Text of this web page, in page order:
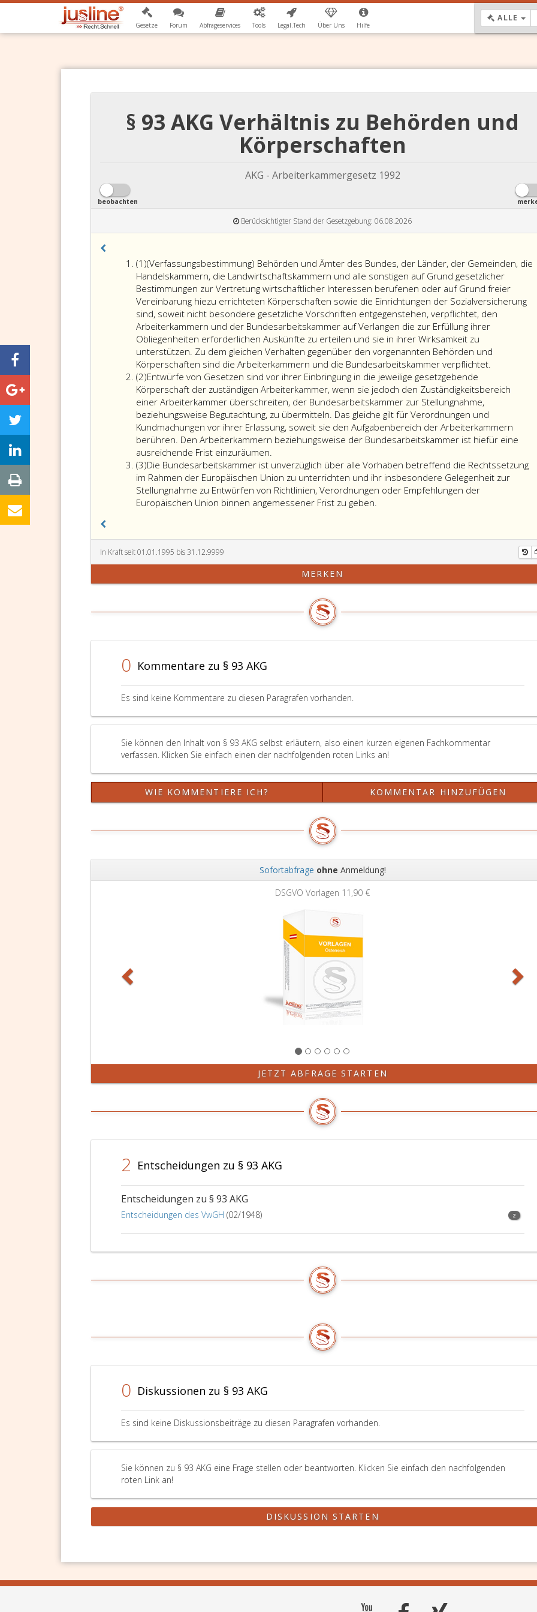
Gesetze Forum Abfrageservices Tools Legal.Tech Über Uns Hilfe
ALLE
§ 93 AKG Verhältnis zu Behörden und
Körperschaften
AKG - Arbeiterkammergesetz 1992
beobachten
Berücksichtigter Stand der Gesetzgebung: 06.08.2026
(1)Absatz
eins
(Verfassungsbestimmung) Behörden und Ämter des Bundes, der Länder, der Gemeinden, die
Handelskammern, die Landwirtschaftskammern und alle sonstigen auf Grund gesetzlicher
Bestimmungen zur Vertretung wirtschaftlicher Interessen berufenen oder auf Grund freier
Vereinbarung hiezu errichteten Körperschaften sowie die Einrichtungen der Sozialversicherung
sind, soweit nicht besondere gesetzliche Vorschriften entgegenstehen, verpflichtet, den
Arbeiterkammern und der Bundesarbeitskammer auf Verlangen die zur Erfüllung ihrer
Obliegenheiten erforderlichen Auskünfte zu erteilen und sie in ihrer Wirksamkeit zu
unterstützen. Zu dem gleichen Verhalten gegenüber den vorgenannten Behörden und
Körperschaften sind die Arbeiterkammern und die Bundesarbeitskammer verpflichtet.
(2)Absatz
2
Entwürfe von Gesetzen sind vor ihrer Einbringung in die jeweilige gesetzgebende
Körperschaft der zuständigen Arbeiterkammer, wenn sie jedoch den Zuständigkeitsbereich
einer Arbeiterkammer überschreiten, der Bundesarbeitskammer zur Stellungnahme,
beziehungsweise Begutachtung, zu übermitteln. Das gleiche gilt für Verordnungen und
Kundmachungen vor ihrer Erlassung, soweit sie den Aufgabenbereich der Arbeiterkammern
berühren. Den Arbeiterkammern beziehungsweise der Bundesarbeitskammer ist hiefür eine
ausreichende Frist einzuräumen.
(3)Absatz
3
Die Bundesarbeitskammer ist unverzüglich über alle Vorhaben betreffend die Rechtssetzung
im Rahmen der Europäischen Union zu unterrichten und ihr insbesondere Gelegenheit zur
Stellungnahme zu Entwürfen von Richtlinien, Verordnungen oder Empfehlungen der
Europäischen Union binnen angemessener Frist zu geben.
In Kraft seit 01.01.1995 bis 31.12.9999
MERKEN
0 Kommentare zu § 93 AKG
Es sind keine Kommentare zu diesen Paragrafen vorhanden.
Sie können den Inhalt von § 93 AKG selbst erläutern, also einen kurzen eigenen Fachkommentar
verfassen. Klicken Sie einfach einen der nachfolgenden roten Links an!
WIE KOMMENTIERE ICH? KOMMENTAR HINZUFÜGEN
Sofortabfrage ohne Anmeldung!
DSGVO Vorlagen 11,90 €
JETZT ABFRAGE STARTEN
2 Entscheidungen zu § 93 AKG
Entscheidungen zu § 93 AKG
Entscheidungen des VwGH (02/1948) 2
0 Diskussionen zu § 93 AKG
Es sind keine Diskussionsbeiträge zu diesen Paragrafen vorhanden.
Sie können zu § 93 AKG eine Frage stellen oder beantworten. Klicken Sie einfach den nachfolgenden
roten Link an!
DISKUSSION STARTEN